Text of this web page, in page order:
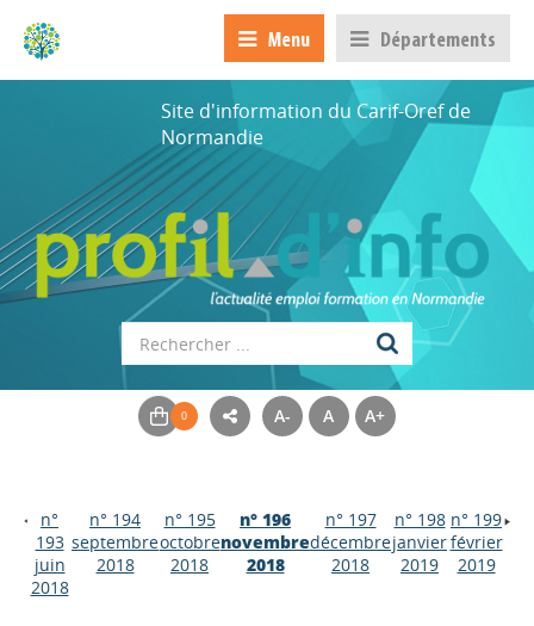
Menu Départements
Site d'information du Carif-Oref de
Normandie
A- A A+
n°
193
juin
2018
n° 194
septembre
2018
n° 195
octobre
2018
n° 196
novembre
2018
n° 197
décembre
2018
n° 198
janvier
2019
n° 199
février
2019